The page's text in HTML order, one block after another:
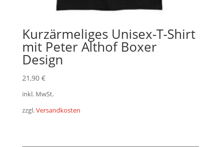
Kurzärmeliges Unisex-T-Shirt
mit Peter Althof Boxer
Design
21,90 €
inkl. MwSt.
zzgl.Versandkosten